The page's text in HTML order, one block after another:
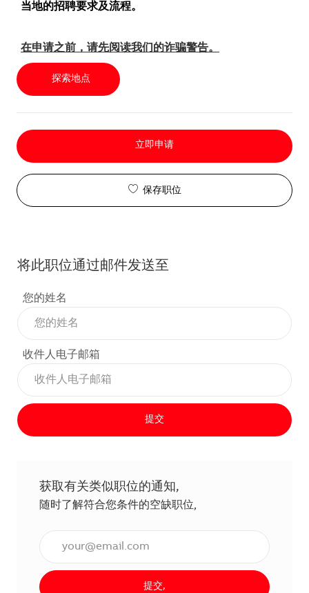
当地的招聘要求及流程。
在申请之前，请先阅读我们的诈骗警告。
探索地点
立即申请
保存职位
将此职位通过邮件发送至
您的姓名
收件人电子邮箱
提交
获取有关类似职位的通知,
随时了解符合您条件的空缺职位,
提交,